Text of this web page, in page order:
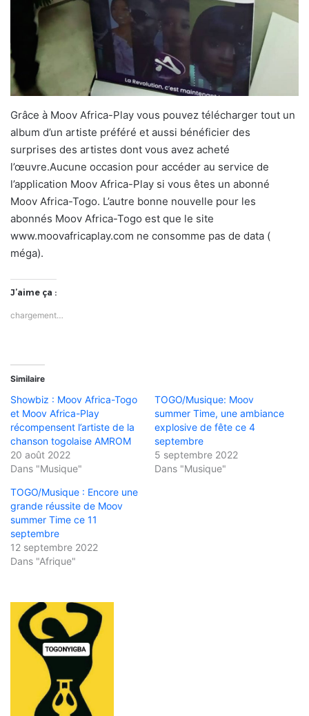
Grâce à Moov Africa-Play vous pouvez télécharger tout un
album d’un artiste préféré et aussi bénéficier des
surprises des artistes dont vous avez acheté
l’œuvre.Aucune occasion pour accéder au service de
l’application Moov Africa-Play si vous êtes un abonné
Moov Africa-Togo. L’autre bonne nouvelle pour les
abonnés Moov Africa-Togo est que le site
www.moovafricaplay.com ne consomme pas de data (
méga).
J’aime ça :
chargement…
Similaire
Showbiz : Moov Africa-Togo
et Moov Africa-Play
récompensent l’artiste de la
chanson togolaise AMROM
20 août 2022
Dans "Musique"
TOGO/Musique: Moov
summer Time, une ambiance
explosive de fête ce 4
septembre
5 septembre 2022
Dans "Musique"
TOGO/Musique : Encore une
grande réussite de Moov
summer Time ce 11
septembre
12 septembre 2022
Dans "Afrique"